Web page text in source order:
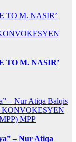
TO M. NASIR’
MPP
– Nur Atiqa